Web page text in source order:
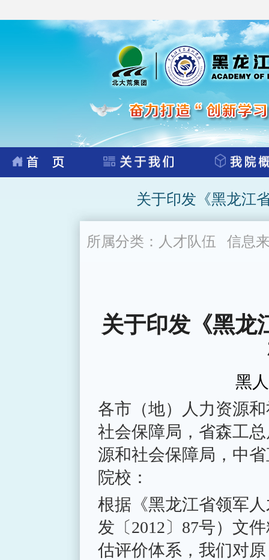
关于印发《黑龙江
所属分类：人才队伍 信息
关于印发《黑龙
黑
各市（地）人力资源
社会保障局，省森工
源和社会保障局，中
院校：
根据《黑龙江省领军
发〔2012〕87号）文
估评价体系，我们对